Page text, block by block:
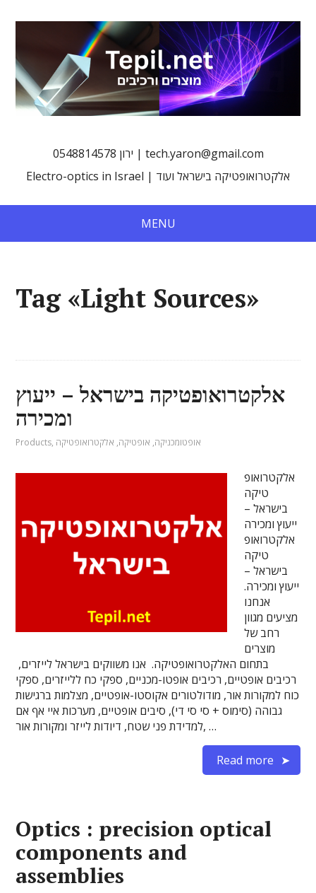
0548814578 ירון | tech.yaron@gmail.com
Electro-optics in Israel | אלקטרואופטיקה בישראל ועוד
MENU
Tag «Light Sources»
אלקטרואופטיקה בישראל – ייעוץ
ומכירה
Products, אופטומכניקה, אופטיקה, אלקטרואופטיקה
אלקטרואופ
טיקה
בישראל –
ייעוץ ומכירה
אלקטרואופ
טיקה
בישראל –
ייעוץ ומכירה.
אנחנו
מציעים מגוון
רחב של
מוצרים
בתחום האלקטרואופטיקה. אנו משווקים בישראל לייזרים,
רכיבים אופטיים, רכיבים אופטו-מכניים, ספקי כח ללייזרים, ספקי
כוח למקורות אור, מודולטורים אקוסטו-אופטיים, מצלמות ברגישות
גבוהה (סימוס + סי סי די), סיבים אופטיים, מערכות איי אף אם
למדידת פני שטח, דיודות לייזר ומקורות אור, …
Read more
Optics : precision optical
components and
assemblies